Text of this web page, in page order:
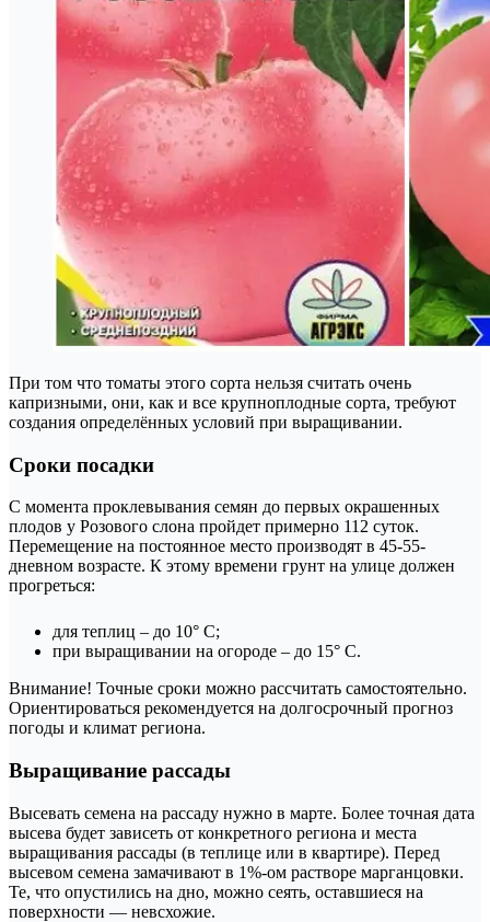
При том что томаты этого сорта нельзя считать очень
капризными, они, как и все крупноплодные сорта, требуют
создания определённых условий при выращивании.
Сроки посадки
С момента проклевывания семян до первых окрашенных
плодов у Розового слона пройдет примерно 112 суток.
Перемещение на постоянное место производят в 45-55-
дневном возрасте. К этому времени грунт на улице должен
прогреться:
для теплиц – до 10° С;
при выращивании на огороде – до 15° С.
Внимание! Точные сроки можно рассчитать самостоятельно.
Ориентироваться рекомендуется на долгосрочный прогноз
погоды и климат региона.
Выращивание рассады
Высевать семена на рассаду нужно в марте. Более точная дата
высева будет зависеть от конкретного региона и места
выращивания рассады (в теплице или в квартире). Перед
высевом семена замачивают в 1%-ом растворе марганцовки.
Те, что опустились на дно, можно сеять, оставшиеся на
поверхности — невсхожие.